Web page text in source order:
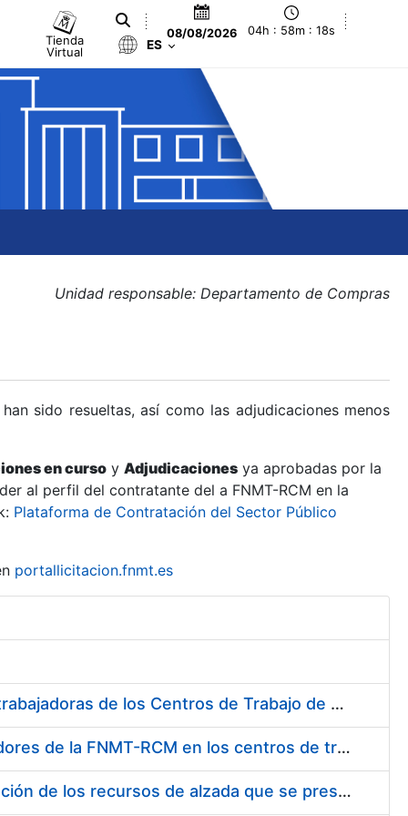
Tienda
Virtual
08/08/2026 04h : 58m : 18s
ES
Unidad responsable: Departamento de Compras
sido resueltas, así como las adjudicaciones menos
en curso y Adjudicaciones ya aprobadas por la
al perfil del contratante del a FNMT-RCM en la
Plataforma de Contratación del Sector Público
portallicitacion.fnmt.es
Suministro de Protectores Auditivos a medida para las personas trabajadoras de los Centros de Trabajo de Madrid y Burgos
Suministro de gafas graduadas antiproyecciones para los trabajadores de la FNMT-RCM en los centros de trabajo de Madrid y Burgos
Servicios de una empresa externa para el asesoramiento y resolución de los recursos de alzada que se presentan relacionados con procesos de selección para la FNMT-RCM